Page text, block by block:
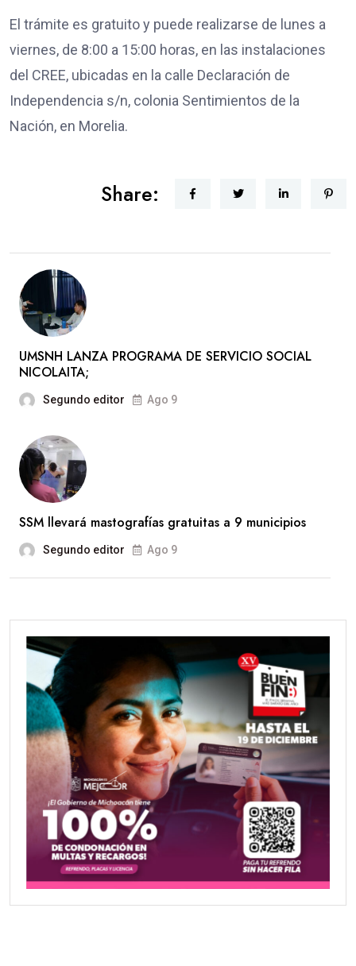
El trámite es gratuito y puede realizarse de lunes a
viernes, de 8:00 a 15:00 horas, en las instalaciones
del CREE, ubicadas en la calle Declaración de
Independencia s/n, colonia Sentimientos de la
Nación, en Morelia.
Share:
UMSNH LANZA PROGRAMA DE SERVICIO SOCIAL
NICOLAITA;
Segundo editor Ago 9
SSM llevará mastografías gratuitas a 9 municipios
Segundo editor Ago 9